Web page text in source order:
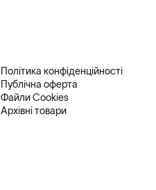
Політика конфіденційності
Публічна оферта
Файли Cookies
Архівні товари